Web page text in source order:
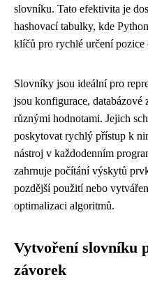
slovníku. Tato efektivita je
hashovací tabulky, kde
klíčů pro rychlé určení pozice
Slovníky jsou ideální pro
jsou konfigurace, databázové
různými hodnotami. Jejich
poskytovat rychlý přístup k
nástroj v každodenním
zahrnuje počítání výskytů
pozdější použití nebo
optimalizaci algoritmů.
Vytvoření slovníku
závorek